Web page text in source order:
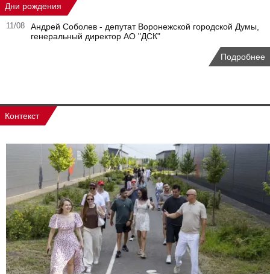
Дни рождения
11/08
Андрей Соболев - депутат Воронежской городской Думы,
генеральный директор АО "ДСК"
Подробнее
Контекст